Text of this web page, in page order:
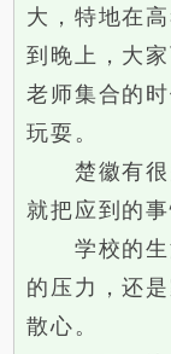
大，特地在
到晚上，大
老师集合的
玩耍。
楚徽有很
就把应到的
学校的生
的压力，还
散心。